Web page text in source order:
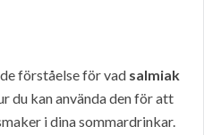
förståelse för vad salmiak
du kan använda den för att
i dina sommardrinkar.